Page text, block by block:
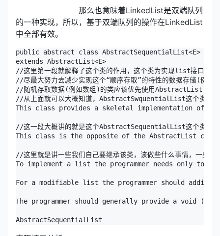
那么也意味着LinkedList是双端队列
的一种实现，所以，基于双端队列的操作在LinkedList
中全部有效。
public abstract class AbstractSequentialList<E>
extends AbstractList<E>
//这里第一段就解释了这个类的作用，这个类为实现list接口提供
//尽最大努力去减少实现这个“顺序存取”的特性的数据存储(例如
//随机存取数据(例如数组)的类应该优先使用AbstractList
//从上面就可以大概知道，AbstractSwquentialList这个类是
This class provides a skeletal implementation of
//这一段大概讲的就是这个AbstractSequentialList这个类和
This class is the opposite of the AbstractList
//这里就是讲一些我们自己要继承该类，该做些什么事情，一些规
To implement a list the programmer needs only to
For a modifiable list the programmer should
The programmer should generally provide a void
AbstractSequentialList